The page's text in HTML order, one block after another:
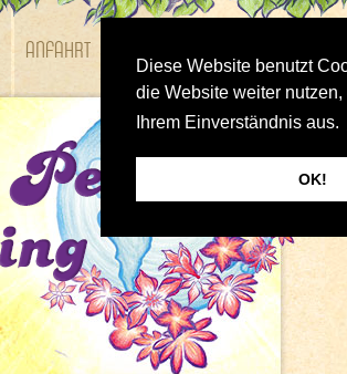
Diese Website benutzt
die Website weiter
Ihrem Einverständnis aus.
OK!
Anfahrt Bilder